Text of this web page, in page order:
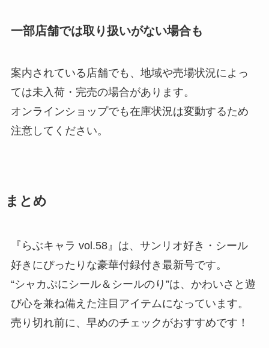
一部店舗では取り扱いがない場合も
案内されている店舗でも、地域や売場状況によっ
ては未入荷・完売の場合があります。
オンラインショップでも在庫状況は変動するため
注意してください。
まとめ
『らぶキャラ vol.58』は、サンリオ好き・シール
好きにぴったりな豪華付録付き最新号です。
“シャカぷにシール＆シールのり”は、かわいさと遊
び心を兼ね備えた注目アイテムになっています。
売り切れ前に、早めのチェックがおすすめです！